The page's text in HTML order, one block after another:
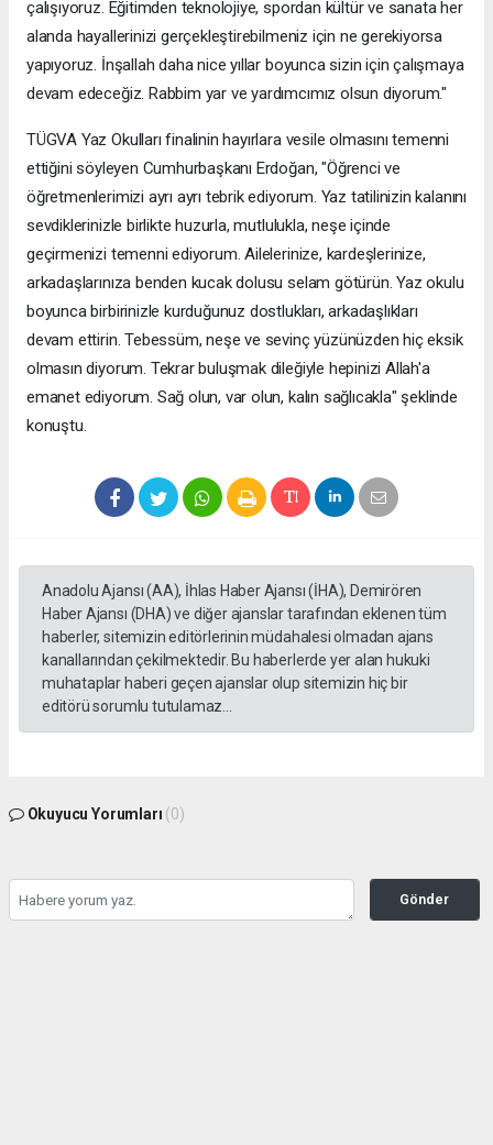
çalışıyoruz. Eğitimden teknolojiye, spordan kültür ve sanata her
alanda hayallerinizi gerçekleştirebilmeniz için ne gerekiyorsa
yapıyoruz. İnşallah daha nice yıllar boyunca sizin için çalışmaya
devam edeceğiz. Rabbim yar ve yardımcımız olsun diyorum."
TÜGVA Yaz Okulları finalinin hayırlara vesile olmasını temenni
ettiğini söyleyen Cumhurbaşkanı Erdoğan, "Öğrenci ve
öğretmenlerimizi ayrı ayrı tebrik ediyorum. Yaz tatilinizin kalanını
sevdiklerinizle birlikte huzurla, mutlulukla, neşe içinde
geçirmenizi temenni ediyorum. Ailelerinize, kardeşlerinize,
arkadaşlarınıza benden kucak dolusu selam götürün. Yaz okulu
boyunca birbirinizle kurduğunuz dostlukları, arkadaşlıkları
devam ettirin. Tebessüm, neşe ve sevinç yüzünüzden hiç eksik
olmasın diyorum. Tekrar buluşmak dileğiyle hepinizi Allah'a
emanet ediyorum. Sağ olun, var olun, kalın sağlıcakla" şeklinde
konuştu.
Anadolu Ajansı (AA), İhlas Haber Ajansı (İHA), Demirören
Haber Ajansı (DHA) ve diğer ajanslar tarafından eklenen tüm
haberler, sitemizin editörlerinin müdahalesi olmadan ajans
kanallarından çekilmektedir. Bu haberlerde yer alan hukuki
muhataplar haberi geçen ajanslar olup sitemizin hiç bir
editörü sorumlu tutulamaz...
Okuyucu Yorumları (0)
Gönder